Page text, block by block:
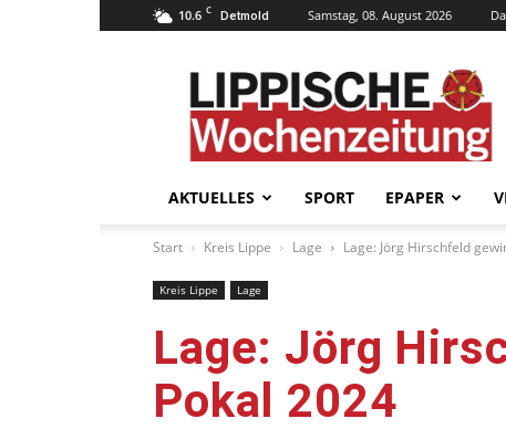
10.6 C Detmold Samstag, 08. August 2026
Lippische
Wochenzeitung
–
LWZ24.de
AKTUELLES SPORT EPAPER
Start Kreis Lippe Lage Lage: Jörg Hirschfeld
Kreis Lippe Lage
Lage: Jörg
Pokal 2024